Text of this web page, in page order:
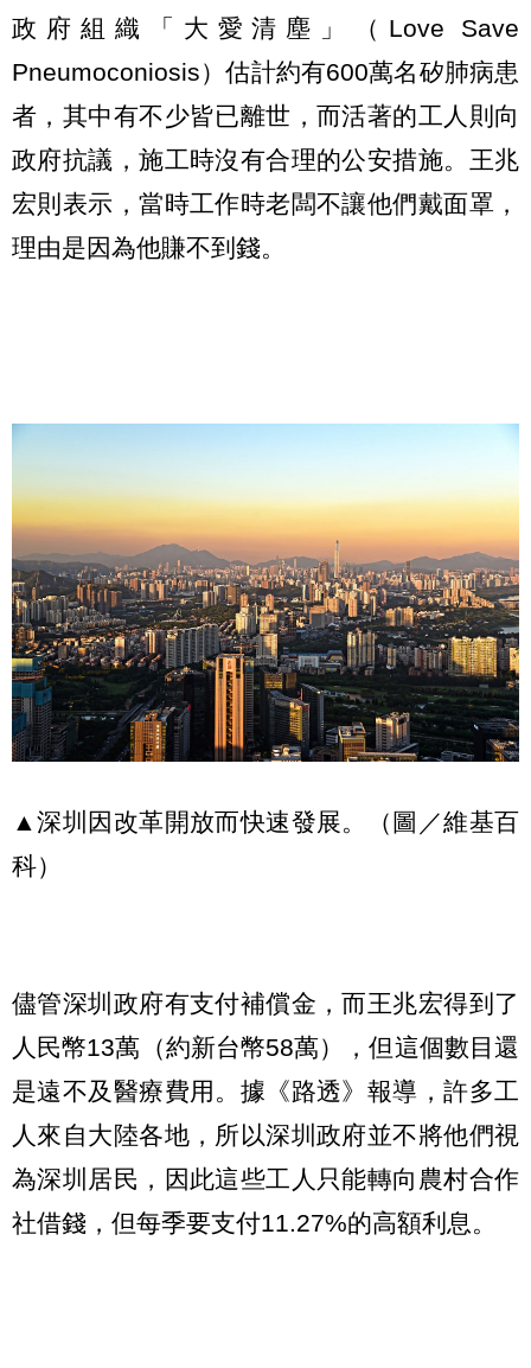
政府組織「大愛清塵」（Love Save
Pneumoconiosis）估計約有600萬名矽肺病患
者，其中有不少皆已離世，而活著的工人則向
政府抗議，施工時沒有合理的公安措施。王兆
宏則表示，當時工作時老闆不讓他們戴面罩，
理由是因為他賺不到錢。
▲深圳因改革開放而快速發展。（圖／維基百
科）
儘管深圳政府有支付補償金，而王兆宏得到了
人民幣13萬（約新台幣58萬），但這個數目還
是遠不及醫療費用。據《路透》報導，許多工
人來自大陸各地，所以深圳政府並不將他們視
為深圳居民，因此這些工人只能轉向農村合作
社借錢，但每季要支付11.27%的高額利息。